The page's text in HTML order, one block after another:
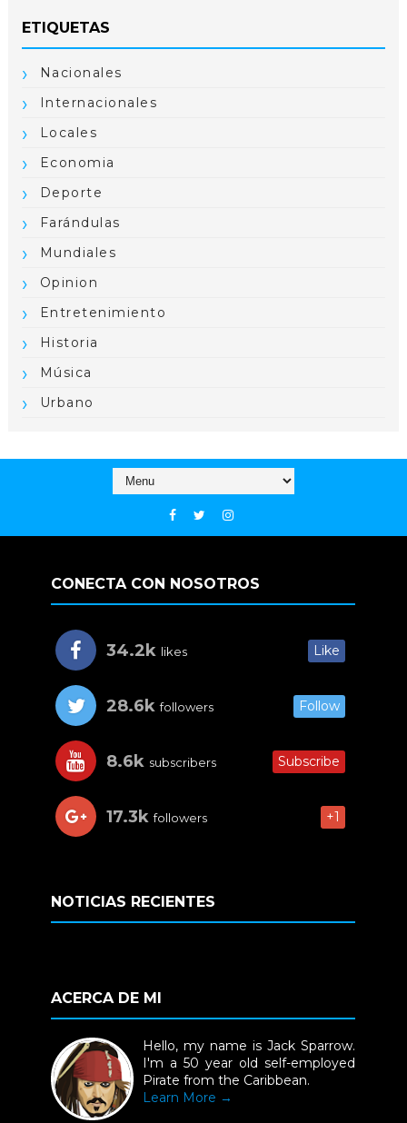
ETIQUETAS
Nacionales
Internacionales
Locales
Economia
Deporte
Farándulas
Mundiales
Opinion
Entretenimiento
Historia
Música
Urbano
CONECTA CON NOSOTROS
34.2k likes Like
28.6k followers Follow
8.6k subscribers Subscribe
17.3k followers +1
NOTICIAS RECIENTES
ACERCA DE MI
Hello, my name is Jack Sparrow.
I'm a 50 year old self-employed
Pirate from the Caribbean.
Learn More →